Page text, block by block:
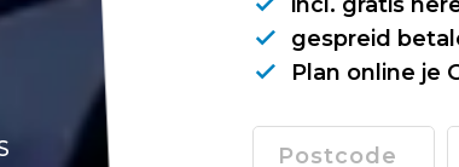
gespreid
Plan online je